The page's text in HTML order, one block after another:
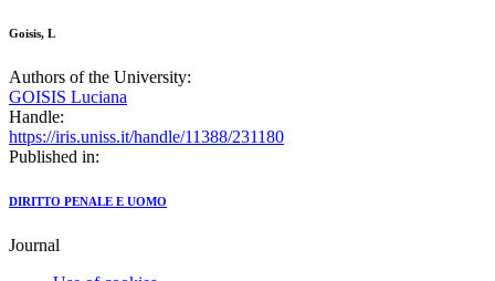
Goisis, L
Authors of the University:
GOISIS Luciana
Handle:
https://iris.uniss.it/handle/11388/231180
Published in:
DIRITTO PENALE E UOMO
Journal